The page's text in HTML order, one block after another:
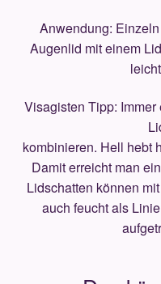
Anwendung:
Augenlid mit einem
Visagisten Tipp:
kombinieren. Hell hebt
Damit erreicht man
Lidschatten können
auch feucht als